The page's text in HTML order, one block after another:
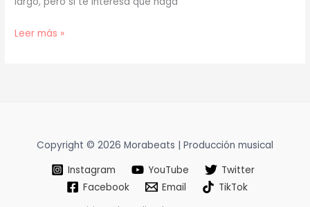
[
Leer más »
Copyright © 2026 Morabeats | Producción musical
Instagram
YouTube
Twitter
Facebook
Email
TikTok